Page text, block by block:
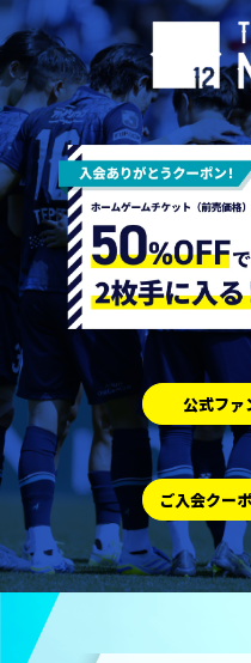
公式ファ
ご入会クー